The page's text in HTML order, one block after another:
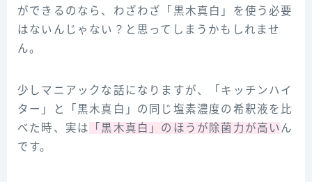
ができるのなら、わざわざ「黒木真白」を使う必要
はないんじゃない？と思ってしまうかもしれませ
ん。
少しマニアックな話になりますが、「キッチンハイ
ター」と「黒木真白」の同じ塩素濃度の希釈液を比
べた時、実は
「黒木真白」のほうが除菌力が高い ん
です。